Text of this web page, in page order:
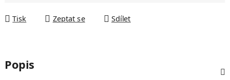
Tisk Zeptat se Sdílet
Popis